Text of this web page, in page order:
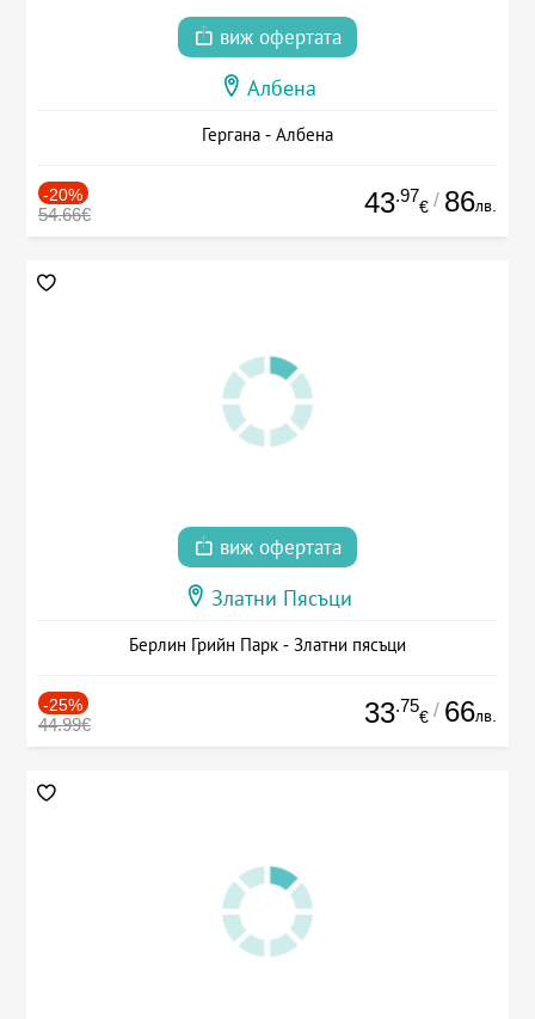
виж офертата
Албена
Гергана - Албена
-20%
54.66€ 43.97
€ / 86лв.
виж офертата
Златни Пясъци
Берлин Грийн Парк - Златни пясъци
-25%
44.99€ 33.75
€ / 66лв.